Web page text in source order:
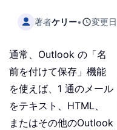
著者ケリー• 変更日
通常、Outlook の「名
前を付けて保存」機能
を使えば、1 通のメール
をテキスト、HTML、
またはその他のOutlook